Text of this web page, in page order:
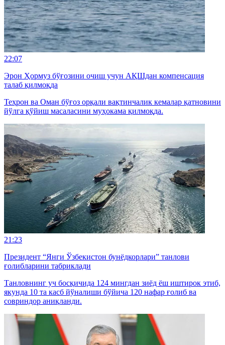
22:07
Эрон Ҳормуз бўғозини очиш учун АҚШдан компенсация
талаб қилмоқда
Теҳрон ва Оман бўғоз орқали вақтинчалик кемалар қатновини
йўлга қўйиш масаласини муҳокама қилмоқда.
21:23
Президент “Янги Ўзбекистон бунёдкорлари” танлови
ғолибларини табриклади
Танловнинг уч босқичида 124 мингдан зиёд ёш иштирок этиб,
якунда 10 та касб йўналиши бўйича 120 нафар ғолиб ва
совриндор аниқланди.